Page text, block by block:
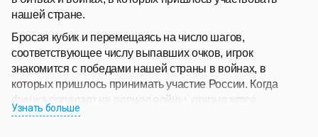
нашей стране.
Бросая кубик и перемещаясь на число шагов,
соответствующее числу выпавших очков, игрок
знакомится с победами нашей страны в войнах, в
которых пришлось принимать участие России. Когда
фишка попадает на период войны, открывается
соответствующая ей иллюстрация и звучит короткий
Узнать больше